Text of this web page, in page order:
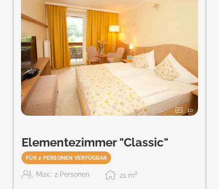
10
Elementezimmer "Classic"
FÜR 2 PERSONEN VERFÜGBAR
Max.: 2 Personen 21 m2